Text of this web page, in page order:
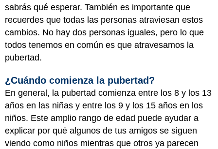
sabrás qué esperar. También es importante que
recuerdes que todas las personas atraviesan estos
cambios. No hay dos personas iguales, pero lo que
todos tenemos en común es que atravesamos la
pubertad.
¿Cuándo comienza la pubertad?
En general, la pubertad comienza entre los 8 y los 13
años en las niñas y entre los 9 y los 15 años en los
niños. Este amplio rango de edad puede ayudar a
explicar por qué algunos de tus amigos se siguen
viendo como niños mientras que otros ya parecen